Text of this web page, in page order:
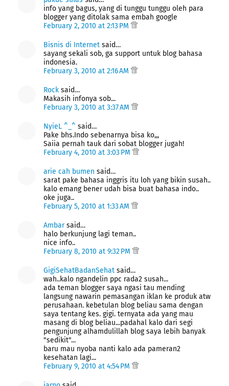
info yang bagus, yang di tunggu tunggu oleh para
blogger yang ditolak sama embah google
February 2, 2010 at 2:13 PM
Bisnis di Internet said…
sayang sekali sob, ga support untuk blog bahasa
indonesia.
February 3, 2010 at 2:16 AM
Rock said…
Makasih infonya sob...
February 3, 2010 at 3:37 AM
NyieL ^_^ said…
Pake bhs.Indo sebenarnya bisa ko,,,
Saiia pernah tauk dari sobat blogger jugah!
February 4, 2010 at 3:03 PM
arie cah bumen said…
sarat pake bahasa inggris itu loh yang bikin susah..
kalo emang bener udah bisa buat bahasa indo..
oke juga..
February 5, 2010 at 1:33 AM
Ambarsaid…
halo berkunjung lagi teman..
nice info..
February 8, 2010 at 9:32 PM
GigiSehatBadanSehat said…
wah..kalo ngandelin ppc rada2 susah...
ada teman blogger saya ngasi tau mending
langsung nawarin pemasangan iklan ke produk atw
perusahaan. kebetulan blog beliau sama dengan
saya tentang kes. gigi. ternyata ada yang mau
masang di blog beliau...padahal kalo dari segi
pengunjung alhamdulillah blog saya lebih banyak
"sedikit"...
baru mau nyoba nanti kalo ada pameran2
kesehatan lagi...
February 9, 2010 at 4:54 PM